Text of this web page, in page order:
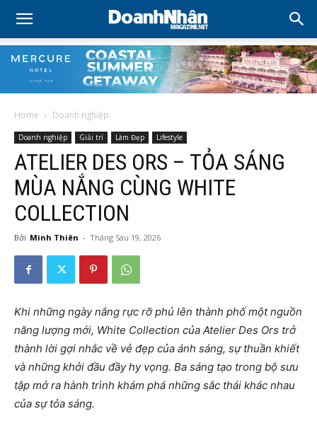
Home Doanh nghiệp
Doanh nghiệp Giải trí Làm Đẹp Lifestyle
ATELIER DES ORS – TỎA SÁNG
MÙA NẮNG CÙNG WHITE
COLLECTION
Bởi Minh Thiên - Tháng Sáu 19, 2026
Khi những ngày nắng rực rỡ phủ lên thành phố một nguồn
năng lượng mới, White Collection của Atelier Des Ors trở
thành lời gợi nhắc về vẻ đẹp của ánh sáng, sự thuần khiết
và những khởi đầu đầy hy vọng. Ba sáng tạo trong bộ sưu
tập mở ra hành trình khám phá những sắc thái khác nhau
của sự tỏa sáng.